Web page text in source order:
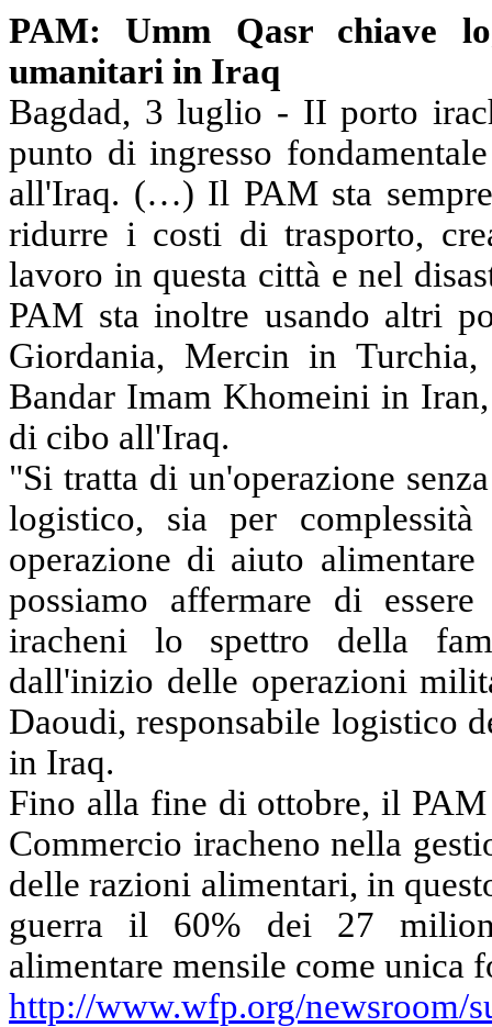
PAM: Umm Qasr chiave
umanitari in Iraq
Bagdad, 3 luglio - II porto
punto di ingresso
all'Iraq. (…) Il PAM sta
ridurre i costi di trasporto,
lavoro in questa città e nel
PAM sta inoltre usando altri
Giordania, Mercin in
Bandar Imam Khomeini in
di cibo all'Iraq.
"Si tratta di un'operazione
logistico, sia per
operazione di aiuto
possiamo affermare di
iracheni lo spettro della
dall'inizio delle operazioni
Daoudi, responsabile logistico
in Iraq.
Fino alla fine di ottobre, il
Commercio iracheno nella
delle razioni alimentari, in
guerra il 60% dei 27
alimentare mensile come unica
http://www.wfp.org/newsroom/